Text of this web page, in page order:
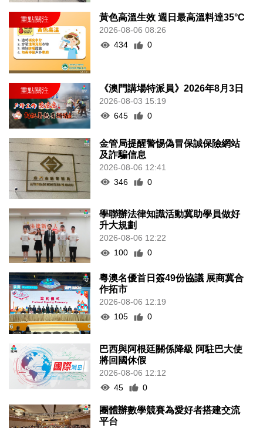
黃色高溫生效 週日最高溫料達35°C
2026-08-06 08:26
434
0
《澳門講場特派員》2026年8月3日
2026-08-03 15:19
645
0
金管局提醒警惕偽冒保誠保險網站
及詐騙信息
2026-08-06 12:41
346
0
學聯辦法律知識活動冀助學員做好
升大規劃
2026-08-06 12:22
100
0
粵澳名優首日簽49份協議 展商冀合
作拓市
2026-08-06 12:19
105
0
巴西與阿根廷關係降級 阿駐巴大使
將回國休假
2026-08-06 12:12
45
0
團體辦數學競賽為愛好者搭建交流
平台